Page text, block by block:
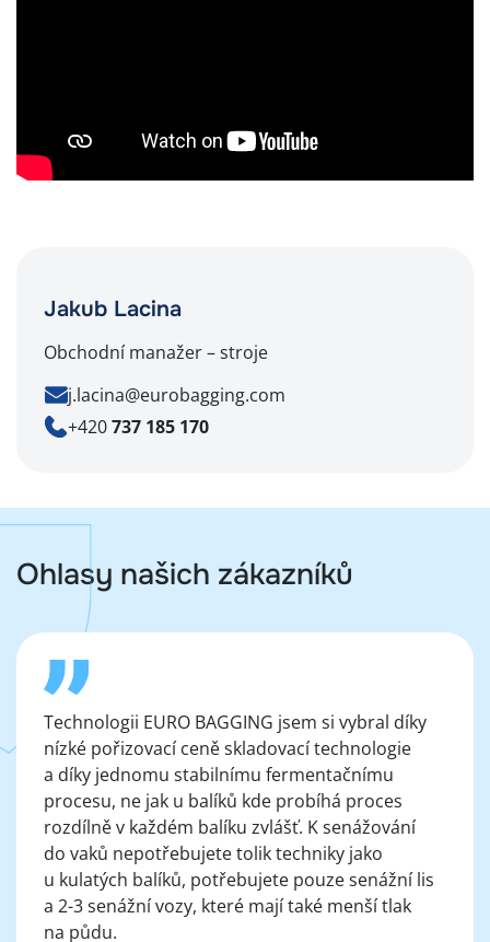
Jakub Lacina
Obchodní manažer – stroje
j.lacina@eurobagging.com
+420737 185 170
Ohlasy našich zákazníků
Technologii EURO BAGGING jsem si vybral díky
nízké pořizovací ceně skladovací technologie
a díky jednomu stabilnímu fermentačnímu
procesu, ne jak u balíků kde probíhá proces
rozdílně v každém balíku zvlášť. K senážování
do vaků nepotřebujete tolik techniky jako
u kulatých balíků, potřebujete pouze senážní lis
a 2-3 senážní vozy, které mají také menší tlak
na půdu.